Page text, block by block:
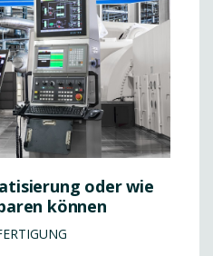
oder wie
können